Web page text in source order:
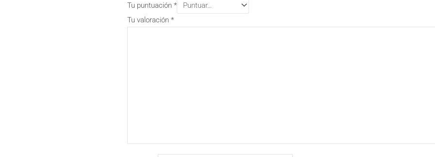
Tu puntuación *
Tu valoración *